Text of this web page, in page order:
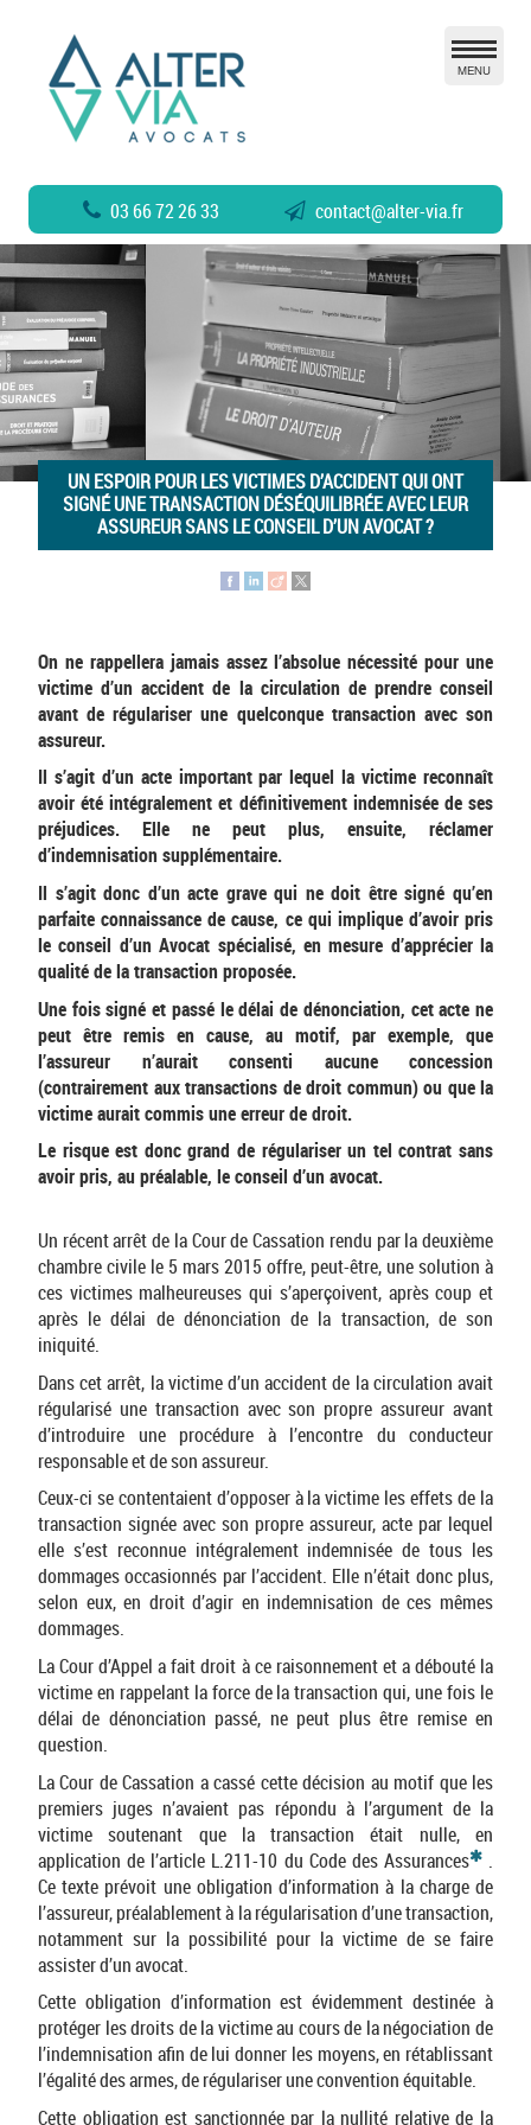
03 66 72 26 33 contact@alter-via.fr
MENU
UN ESPOIR POUR LES VICTIMES D’ACCIDENT QUI ONT
SIGNÉ UNE TRANSACTION DÉSÉQUILIBRÉE AVEC LEUR
ASSUREUR SANS LE CONSEIL D’UN AVOCAT ?
On ne rappellera jamais assez l’absolue nécessité pour une
victime d’un accident de la circulation de prendre conseil
avant de régulariser une quelconque transaction avec son
assureur.
Il s’agit d’un acte important par lequel la victime reconnaît
avoir été intégralement et définitivement indemnisée de ses
préjudices. Elle ne peut plus, ensuite, réclamer
d’indemnisation supplémentaire.
Il s’agit donc d’un acte grave qui ne doit être signé qu’en
parfaite connaissance de cause, ce qui implique d’avoir pris
le conseil d’un Avocat spécialisé, en mesure d’apprécier la
qualité de la transaction proposée.
Une fois signé et passé le délai de dénonciation, cet acte ne
peut être remis en cause, au motif, par exemple, que
l’assureur n’aurait consenti aucune concession
(contrairement aux transactions de droit commun) ou que la
victime aurait commis une erreur de droit.
Le risque est donc grand de régulariser un tel contrat sans
avoir pris, au préalable, le conseil d’un avocat.
Un récent arrêt de la Cour de Cassation rendu par la deuxième
chambre civile le 5 mars 2015 offre, peut-être, une solution à
ces victimes malheureuses qui s’aperçoivent, après coup et
après le délai de dénonciation de la transaction, de son
iniquité.
Dans cet arrêt, la victime d’un accident de la circulation avait
régularisé une transaction avec son propre assureur avant
d’introduire une procédure à l’encontre du conducteur
responsable et de son assureur.
Ceux-ci se contentaient d’opposer à la victime les effets de la
transaction signée avec son propre assureur, acte par lequel
elle s’est reconnue intégralement indemnisée de tous les
dommages occasionnés par l’accident. Elle n’était donc plus,
selon eux, en droit d’agir en indemnisation de ces mêmes
dommages.
La Cour d’Appel a fait droit à ce raisonnement et a débouté la
victime en rappelant la force de la transaction qui, une fois le
délai de dénonciation passé, ne peut plus être remise en
question.
La Cour de Cassation a cassé cette décision au motif que les
premiers juges n’avaient pas répondu à l’argument de la
victime soutenant que la transaction était nulle, en
application de l’article L.211-10 du Code des Assurances
.
Ce texte prévoit une obligation d’information à la charge de
l’assureur, préalablement à la régularisation d’une transaction,
notamment sur la possibilité pour la victime de se faire
assister d’un avocat.
Cette obligation d’information est évidemment destinée à
protéger les droits de la victime au cours de la négociation de
l’indemnisation afin de lui donner les moyens, en rétablissant
l’égalité des armes, de régulariser une convention équitable.
Cette obligation est sanctionnée par la nullité relative de la